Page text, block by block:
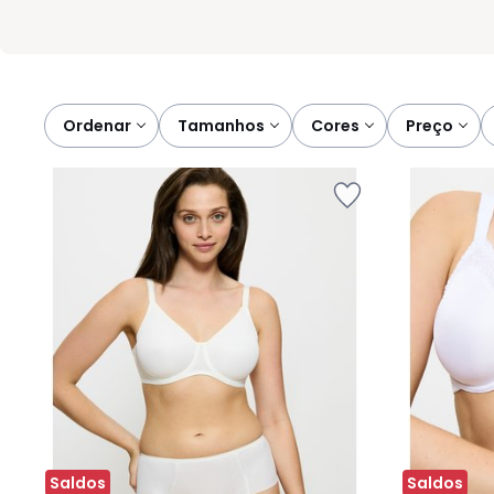
Ordenar tamanhos cores preço
Saldos Saldos